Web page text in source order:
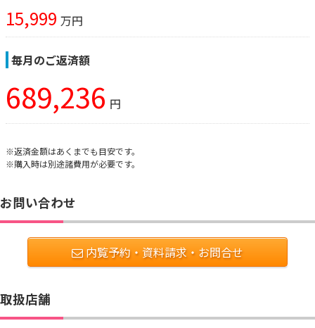
15,999 万円
毎月のご返済額
689,236 円
※返済金額はあくまでも目安です。
※購入時は別途諸費用が必要です。
お問い合わせ
内覧予約・資料請求・お問合せ
取扱店舗